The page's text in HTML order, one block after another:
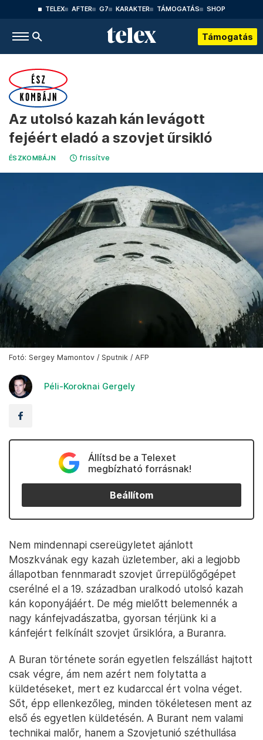
TELEX AFTER G7 KARAKTER TÁMOGATÁS SHOP
Támogatás
Az utolsó kazah kán levágott
fejéért eladó a szovjet űrsikló
ÉSZKOMBÁJN frissítve
Fotó: Sergey Mamontov / Sputnik / AFP
Péli-Koroknai Gergely
Állítsd be a Telexet
megbízható forrásnak!
Beállítom
Nem mindennapi csereügyletet ajánlott
Moszkvának egy kazah üzletember, aki a legjobb
állapotban fennmaradt szovjet űrrepülőgőgépet
cserélné el a 19. században uralkodó utolsó kazah
kán koponyájáért. De még mielőtt belemennék a
nagy kánfejvadászatba, gyorsan térjünk ki a
kánfejért felkínált szovjet űrsiklóra, a Buranra.
A Buran története során egyetlen felszállást hajtott
csak végre, ám nem azért nem folytatta a
küldetéseket, mert ez kudarccal ért volna véget.
Sőt, épp ellenkezőleg, minden tökéletesen ment az
első és egyetlen küldetésén. A Burant nem valami
technikai malőr, hanem a Szovjetunió széthullása